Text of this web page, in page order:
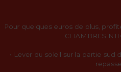
Pour quelques euros de plus,
CHAMBRES
• Lever du soleil sur la partie sud